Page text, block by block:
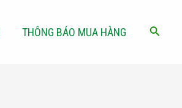
THÔNG BÁO MUA HÀNG
Tìm